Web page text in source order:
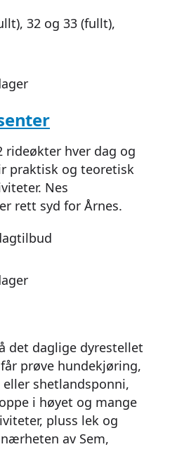
32 og 33 (fullt),
rideøkter hver dag og
praktisk og teoretisk
Nes
rett syd for Årnes.
det daglige dyrestellet
prøve hundekjøring,
shetlandsponni,
i høyet og mange
pluss lek og
av Sem,